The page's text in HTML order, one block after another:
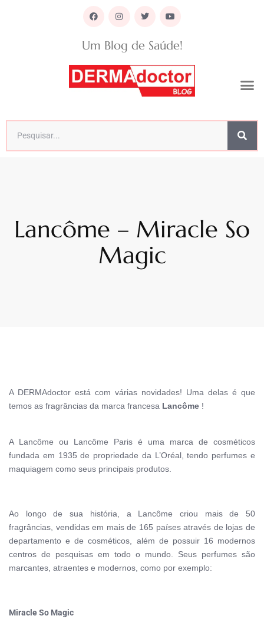
Um Blog de Saúde!
Lancôme – Miracle So
Magic
A DERMAdoctor está com várias novidades! Uma delas é que
temos as fragrâncias da marca francesa Lancôme !
A Lancôme ou Lancôme Paris é uma marca de cosméticos
fundada em 1935 de propriedade da L’Oréal, tendo perfumes e
maquiagem como seus principais produtos.
Ao longo de sua história, a Lancôme criou mais de 50
fragrâncias, vendidas em mais de 165 países através de lojas de
departamento e de cosméticos, além de possuir 16 modernos
centros de pesquisas em todo o mundo. Seus perfumes são
marcantes, atraentes e modernos, como por exemplo:
Miracle So Magic